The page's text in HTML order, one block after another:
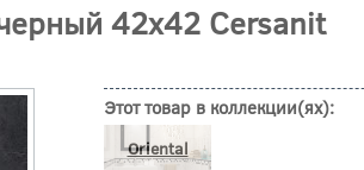
42x42 Cersanit
Этот товар в коллекции(ях):
Oriental